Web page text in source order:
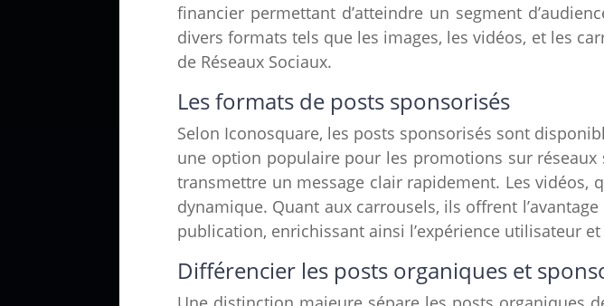
financier permettant d’atteindre un segment
divers formats tels que les images, les vidéos, et les
de Réseaux Sociaux.
Les formats de posts sponsorisés
Selon Iconosquare, les posts sponsorisés sont
une option populaire pour les promotions sur
transmettre un message clair rapidement. Les
dynamique. Quant aux carrousels, ils offrent
publication, enrichissant ainsi l’expérience utilisateur
Différencier les posts organiques et